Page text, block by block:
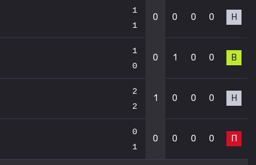
1
1
0 0 0 0 Н
1
0
0 1 0 0 В
2
2
1 0 0 0 Н
0
1
0 0 0 0 П